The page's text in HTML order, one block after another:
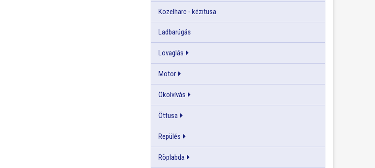
Közelharc - kézitusa
Ladbarúgás
Lovaglás
Motor
Ökölvívás
Öttusa
Repülés
Röplabda